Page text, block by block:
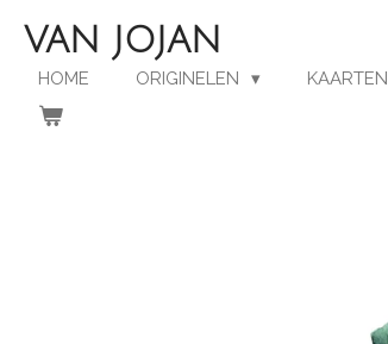
Ga
direct
naar
hoofdinhoud
VAN JOJAN
HOME ORIGINELEN KAARTEN